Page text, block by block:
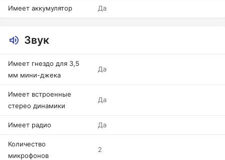
Имеет аккумулятор Да
Звук
Имеет гнездо для 3,5
мм мини-джека
Да
Имеет встроенные
стерео динамики
Да
Имеет радио Да
Количество
микрофонов
2